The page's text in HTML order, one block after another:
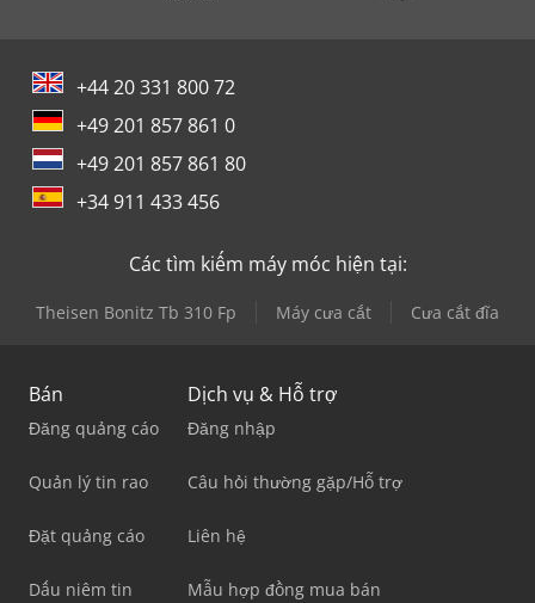
+44 20 331 800 72
+49 201 857 861 0
+49 201 857 861 80
+34 911 433 456
Các tìm kiếm máy móc hiện tại:
Theisen Bonitz Tb 310 Fp Máy cưa cắt Cưa cắt đĩa
Bán
Đăng quảng cáo
Quản lý tin rao
Đặt quảng cáo
Dấu niêm tin
Dịch vụ & Hỗ trợ
Đăng nhập
Câu hỏi thường gặp/Hỗ trợ
Liên hệ
Mẫu hợp đồng mua bán